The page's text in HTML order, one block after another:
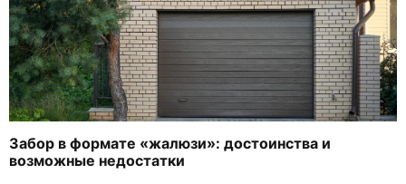
Забор в формате «жалюзи»: достоинства и
возможные недостатки